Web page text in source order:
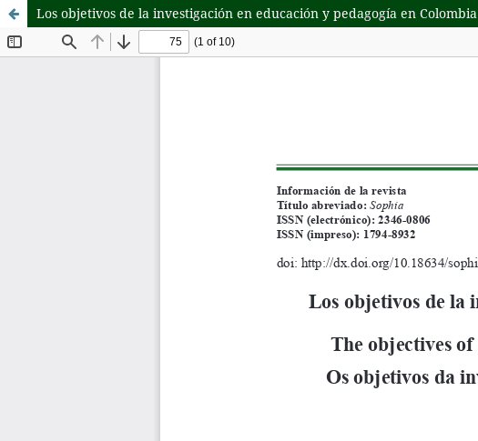
Los objetivos de la investigación en educación y pedagogía en Colombia